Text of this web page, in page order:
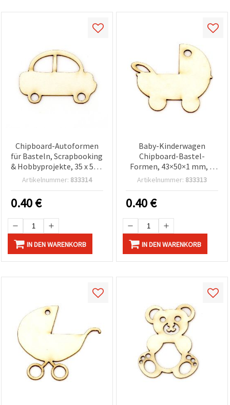
Chipboard-Autoformen
für Basteln, Scrapbooking
& Hobbyprojekte, 35 x 50 x
1 mm – 2 Stück
Artikelnummer: 833314
0.40€
IN DEN WARENKORB
Baby-Kinderwagen
Chipboard-Bastel-
Formen, 43×50×1 mm, 2
St. – Scrapbooking &
Artikelnummer: 833313
0.40€
IN DEN WARENKORB